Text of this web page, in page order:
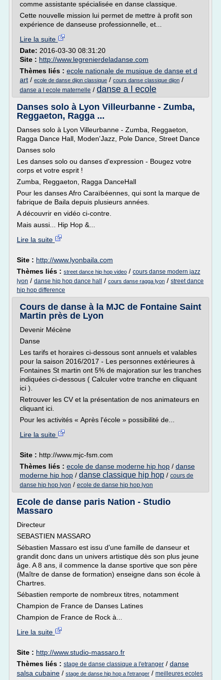
comme assistante spécialisée en danse classique.
Cette nouvelle mission lui permet de mettre à profit son
expérience de danseuse professionnelle, et...
Lire la suite
Date: 2016-03-30 08:31:20
Site : http://www.legrenierdeladanse.com
Thèmes liés : ecole nationale de musique de danse et d
art / ecole de danse dijon classique / cours danse classique dijon /
danse a l ecole maternelle / danse a l ecole
Danses solo à Lyon Villeurbanne - Zumba,
Reggaeton, Ragga ...
Danses solo à Lyon Villeurbanne - Zumba, Reggaeton,
Ragga Dance Hall, Moden'Jazz, Pole Dance, Street Dance
Danses solo
Les danses solo ou danses d'expression - Bougez votre
corps et votre esprit !
Zumba, Reggaeton, Ragga DanceHall
Pour les danses Afro Caraïbéennes, qui sont la marque de
fabrique de Baila depuis plusieurs années.
A découvrir en vidéo ci-contre.
Mais aussi... Hip Hop &...
Lire la suite
Site : http://www.lyonbaila.com
Thèmes liés : street dance hip hop video / cours danse modern jazz
lyon / danse hip hop dance hall / cours danse ragga lyon / street dance
hip hop difference
Cours de danse à la MJC de Fontaine Saint
Martin près de Lyon
Devenir Mécène
Danse
Les tarifs et horaires ci-dessous sont annuels et valables
pour la saison 2016/2017 - Les personnes extérieures à
Fontaines St martin ont 5% de majoration sur les tranches
indiquées ci-dessous ( Calculer votre tranche en cliquant
ici ).
Retrouver les CV et la présentation de nos animateurs en
cliquant ici.
Pour les activités « Après l'école » possibilité de...
Lire la suite
Site : http://www.mjc-fsm.com
Thèmes liés : ecole de danse moderne hip hop / danse
moderne hip hop / danse classique hip hop / cours de
danse hip hop lyon / ecole de danse hip hop lyon
Ecole de danse paris Nation - Studio
Massaro
Directeur
SEBASTIEN MASSARO
Sébastien Massaro est issu d'une famille de danseur et
grandit donc dans un univers artistique dès son plus jeune
âge. A 8 ans, il commence la danse sportive que son père
(Maître de danse de formation) enseigne dans son école à
Chartres.
Sébastien remporte de nombreux titres, notamment
Champion de France de Danses Latines
Champion de France de Rock à...
Lire la suite
Site : http://www.studio-massaro.fr
Thèmes liés : stage de danse classique a l'etranger / danse
salsa cubaine / stage de danse hip hop a l'etranger / meilleures ecoles